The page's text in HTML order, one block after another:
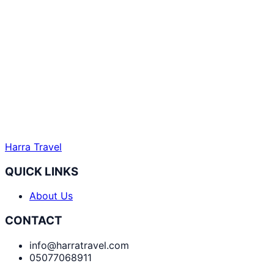
Harra Travel
QUICK LINKS
About Us
CONTACT
info@harratravel.com
05077068911